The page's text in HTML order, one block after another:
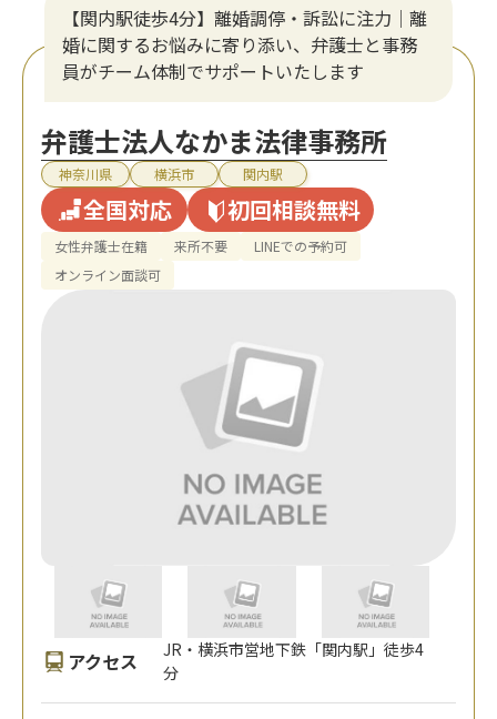
【関内駅徒歩4分】離婚調停・訴訟に注力│離
婚に関するお悩みに寄り添い、弁護士と事務
員がチーム体制でサポートいたします
弁護士法人なかま法律事務所
神奈川県 横浜市 関内駅
全国対応 初回相談無料
女性弁護士在籍 来所不要
LINEでの予約可
オンライン面談可
アクセス
JR・横浜市営地下鉄「関内駅」徒歩4
分